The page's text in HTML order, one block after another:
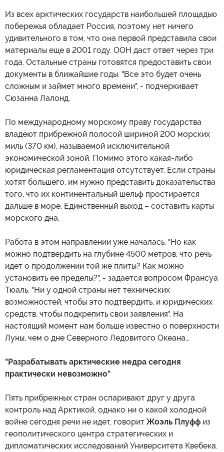
Из всех арктических государств наибольшей площадью
побережья обладает Россия, поэтому нет ничего
удивительного в том, что она первой представила свои
материалы еще в 2001 году. ООН даст ответ через три
года. Остальные страны готовятся предоставить свои
документы в ближайшие годы. "Все это будет очень
сложным и займет много времени", - подчеркивает
Сюзанна Лалонд.
По международному морскому праву государства
владеют прибрежной полосой шириной 200 морских
миль (370 км), называемой исключительной
экономической зоной. Помимо этого какая-либо
юридическая регламентация отсутствует. Если страны
хотят большего, им нужно представить доказательства
того, что их континентальный шельф простирается
дальше в море. Единственный выход – составить карты
морского дна.
Работа в этом направлении уже началась. "Но как
можно подтвердить на глубине 4500 метров, что речь
идет о продолжении той же плиты? Как можно
установить ее пределы?", - задается вопросом Франсуа
Тюаль. "Ни у одной страны нет технических
возможностей, чтобы это подтвердить, и юридических
средств, чтобы подкрепить свои заявления". На
настоящий момент нам больше известно о поверхности
Луны, чем о дне Северного Ледовитого Океана…
"Разрабатывать арктические недра сегодня
практически невозможно"
Пять прибрежных стран оспаривают друг у друга
контроль над Арктикой, однако ни о какой холодной
войне сегодня речи не идет, говорит Жоэль Плуфф из
геополитического центра стратегических и
дипломатических исследований Университета Квебека.